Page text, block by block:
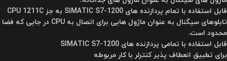
قابل استفاده با تمام پردازنده های SIMATIC S7-1200 به جز CPU 1211C
تابلوهای سیگنال به عنوان ماژول هایی برای اتصال به CPU در جایی که فضا
محدود است.
قابل استفاده با تمامی پردازنده های SIMATIC S7-1200
برای تطبیق انعطاف پذیر کنترلر با کار مربوطه